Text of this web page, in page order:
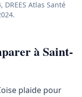
DREES Atlas Santé
à Saint-
plaide pour